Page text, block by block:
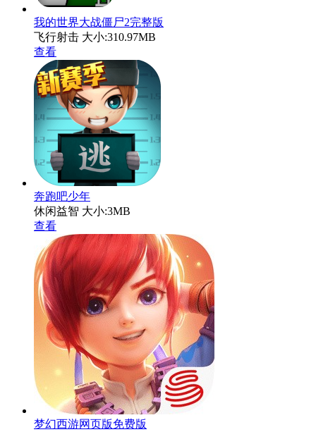
我的世界大战僵尸2完整版
飞行射击 大小:310.97MB
查看
奔跑吧少年
休闲益智 大小:3MB
查看
梦幻西游网页版免费版